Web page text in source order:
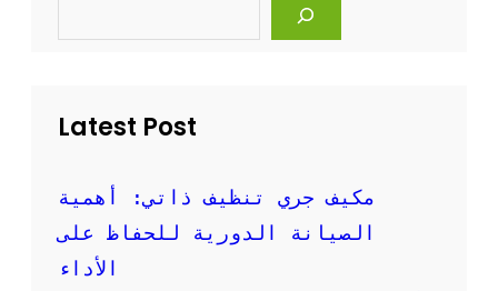
ل
ف
س
ب
ل
Latest Post
مكيف جري تنظيف ذاتي: أهمية
الصيانة الدورية للحفاظ على
الأداء